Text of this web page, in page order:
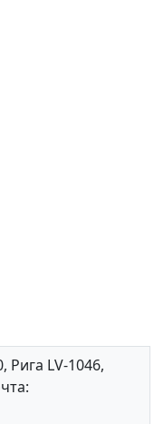
Рига LV-1046,